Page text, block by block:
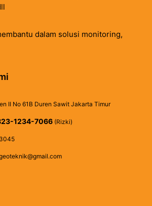
dalam solusi monitoring,
II No 61B Duren Sawit Jakarta Timur
1234-7066(Rizki)